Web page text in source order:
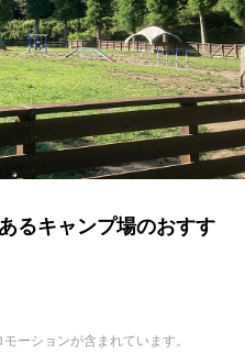
るキャンプ場のおすす
ーションが含まれています。